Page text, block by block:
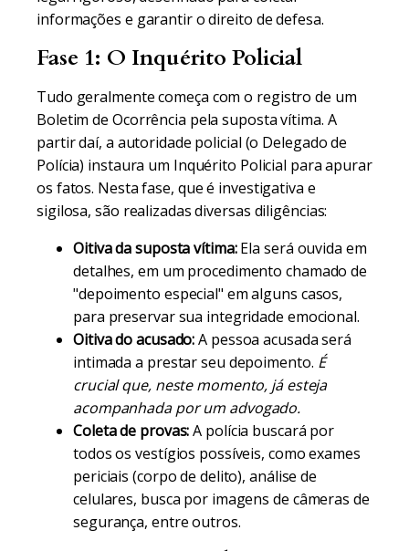
informações e garantir o direito de defesa.
Fase 1: O Inquérito Policial
Tudo geralmente começa com o registro de um
Boletim de Ocorrência pela suposta vítima. A
partir daí, a autoridade policial (o Delegado de
Polícia) instaura um Inquérito Policial para apurar
os fatos. Nesta fase, que é investigativa e
sigilosa, são realizadas diversas diligências:
Oitiva da suposta vítima:Ela será ouvida em
detalhes, em um procedimento chamado de
"depoimento especial" em alguns casos,
para preservar sua integridade emocional.
Oitiva do acusado:A pessoa acusada será
intimada a prestar seu depoimento. É
crucial que, neste momento, já esteja
acompanhada por um advogado.
Coleta de provas:A polícia buscará por
todos os vestígios possíveis, como exames
periciais (corpo de delito), análise de
celulares, busca por imagens de câmeras de
segurança, entre outros.